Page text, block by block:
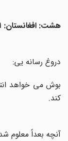
هشت: افغانستان: ۲۰۰۱
دروغ رسانه یی:
کند.
آنچه بعداً معلوم شد: